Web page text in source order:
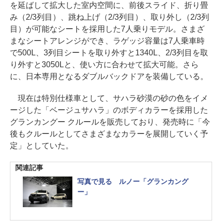
を延ばして拡大した室内空間に、前後スライド、折り畳
み（2/3列目）、跳ね上げ（2/3列目）、取り外し（2/3列
目）が可能なシートを採用した7人乗りモデル。さまざ
まなシートアレンジができ、ラゲッジ容量は7人乗車時
で500L、3列目シートを取り外すと1340L、2/3列目を取
り外すと3050Lと、使い方に合わせて拡大可能。さら
に、日本専用となるダブルバックドアを装備している。
現在は特別仕様車として、サハラ砂漠の砂の色をイメ
ージした「ベージュサハラ」のボディカラーを採用した
グランカングー クルールを販売しており、発売時に「今
後もクルールとしてさまざまなカラーを展開していく予
定」としていた。
関連記事
写真で見る ルノー「グランカング
ー」